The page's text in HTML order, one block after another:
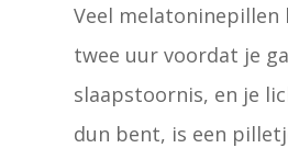
Veel melatoninepillen
twee uur voordat je
slaapstoornis, en je
dun bent, is een